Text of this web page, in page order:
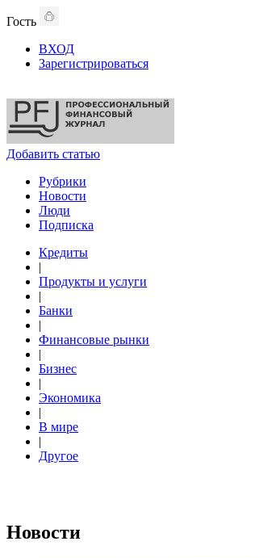
Гость
ВХОД
Зарегистрироваться
Добавить статью
Рубрики
Новости
Люди
Подписка
Кредиты
|
Продукты и услуги
|
Банки
|
Финансовые рынки
|
Бизнес
|
Экономика
|
В мире
|
Другое
Новости